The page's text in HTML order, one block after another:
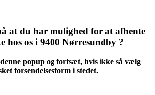
at du har mulighed for at afhente
hos os i 9400 Nørresundby ?
popup og fortsæt, hvis ikke så vælg
forsendelsesform i stedet.